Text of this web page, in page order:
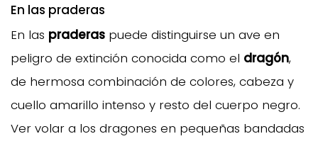
En las praderas
En las praderas puede distinguirse un ave en
peligro de extinción conocida como el dragón,
de hermosa combinación de colores, cabeza y
cuello amarillo intenso y resto del cuerpo negro.
Ver volar a los dragones en pequeñas bandadas